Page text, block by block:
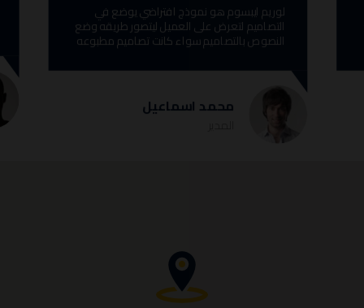
لوريم ايبسوم هو نموذج افتراضي يوضع في
التصاميم لتعرض على العميل ليتصور طريقه وضع
النصوص بالتصاميم سواء كانت تصاميم مطبوعه
محمد اسماعیل